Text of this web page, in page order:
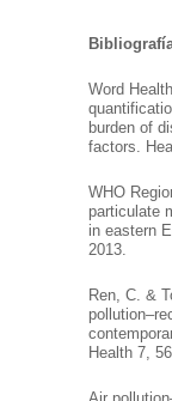
Word
burden of
factors.
WHO
particulate
in eastern
2013.
Ren, C. &
Health 7,